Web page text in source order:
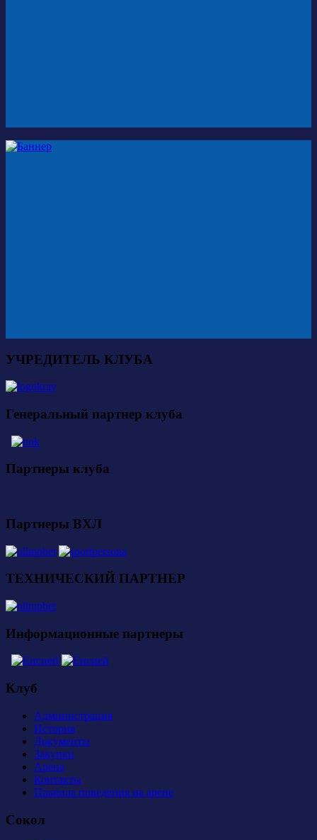
УЧРЕДИТЕЛЬ КЛУБА
Генеральный партнер клуба
Партнеры клуба
Партнеры ВХЛ
ТЕХНИЧЕСКИЙ ПАРТНЕР
Информационные партнеры
Клуб
Администрация
История
Документы
Закупки
Арена
Контакты
Правила поведения на арене
Сокол